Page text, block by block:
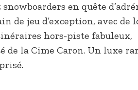
en quête
de jeu d’exception, avec de
hors-piste fabuleux,
de la Cime Caron. Un luxe